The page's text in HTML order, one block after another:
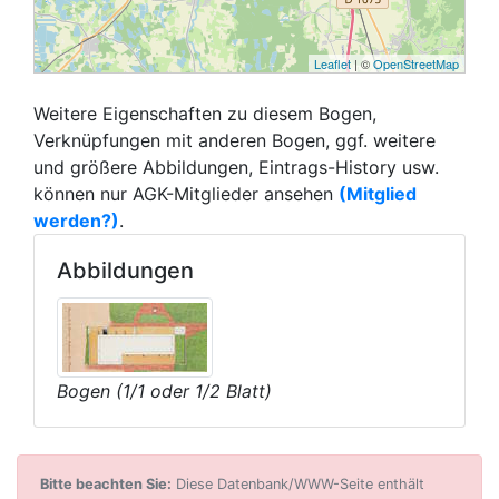
Leaflet | ©OpenStreetMap
Weitere Eigenschaften zu diesem Bogen,
Verknüpfungen mit anderen Bogen, ggf. weitere
und größere Abbildungen, Eintrags-History usw.
können nur AGK-Mitglieder ansehen (Mitglied
werden?).
Abbildungen
Bogen (1/1 oder 1/2 Blatt)
Bitte beachten Sie: Diese Datenbank/WWW-Seite enthält